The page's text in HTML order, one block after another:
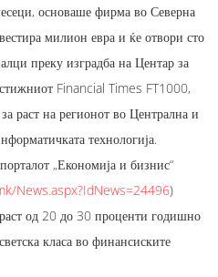
основаше фирма во Северна
милион евра и ќе отвори сто
преку изградба на Центар за
Financial Times FT1000,
раст на регионот во Централна и
технологија.
„Економија и бизнис“
News.aspx?IdNews=24496)
од 20 до 30 проценти годишно
класа во финансиските